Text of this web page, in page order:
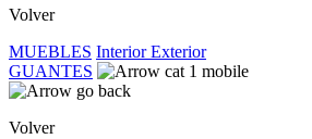
Volver
MUEBLES InteriorExterior
GUANTES
Volver